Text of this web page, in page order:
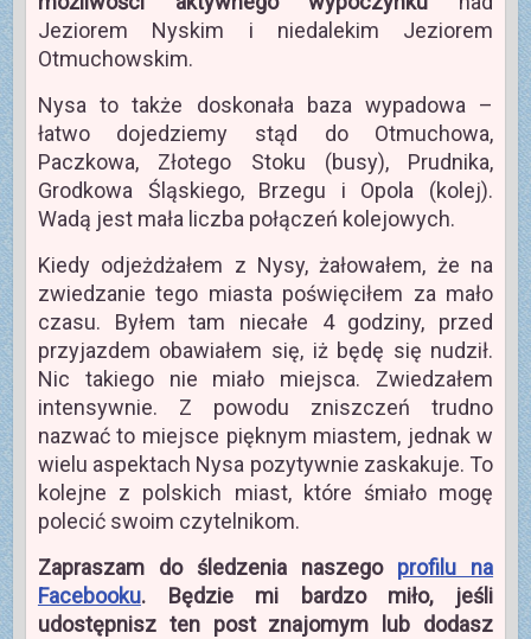
Jeziorem Nyskim i niedalekim Jeziorem
Otmuchowskim.
Nysa to także doskonała baza wypadowa –
łatwo dojedziemy stąd do Otmuchowa,
Paczkowa, Złotego Stoku (busy), Prudnika,
Grodkowa Śląskiego, Brzegu i Opola (kolej).
Wadą jest mała liczba połączeń kolejowych.
Kiedy odjeżdżałem z Nysy, żałowałem, że na
zwiedzanie tego miasta poświęciłem za mało
czasu. Byłem tam niecałe 4 godziny, przed
przyjazdem obawiałem się, iż będę się nudził.
Nic takiego nie miało miejsca. Zwiedzałem
intensywnie. Z powodu zniszczeń trudno
nazwać to miejsce pięknym miastem, jednak w
wielu aspektach Nysa pozytywnie zaskakuje. To
kolejne z polskich miast, które śmiało mogę
polecić swoim czytelnikom.
Zapraszam do śledzenia naszego profilu na
Facebooku. Będzie mi bardzo miło, jeśli
udostępnisz ten post znajomym lub dodasz